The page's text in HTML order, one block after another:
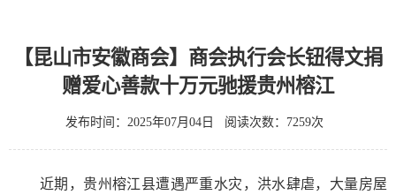
【昆山市安徽商会】商会执行会长钮得文捐
赠爱心善款十万元驰援贵州榕江
发布时间：2025年07月04日 阅读次数：7259次
近期，贵州榕江县遭遇严重水灾，洪水肆虐，大量房屋